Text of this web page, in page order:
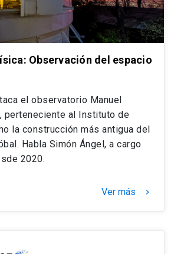
Observación del espacio
el observatorio Manuel
perteneciente al Instituto de
la construcción más antigua del
Habla Simón Ángel, a cargo
2020.
Ver más keyboard_arrow_right